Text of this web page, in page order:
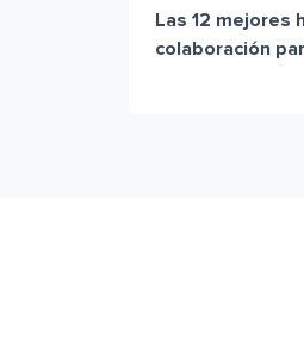
Las 12 mejores
colaboración